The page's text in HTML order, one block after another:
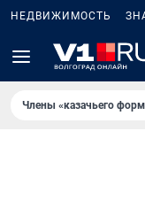
НЕДВИЖИМОСТЬ
Члены «казачьего